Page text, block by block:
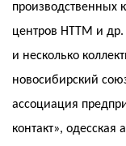
производственных
центров НТТМ и др.
и несколько
новосибирский
ассоциация
контакт»,